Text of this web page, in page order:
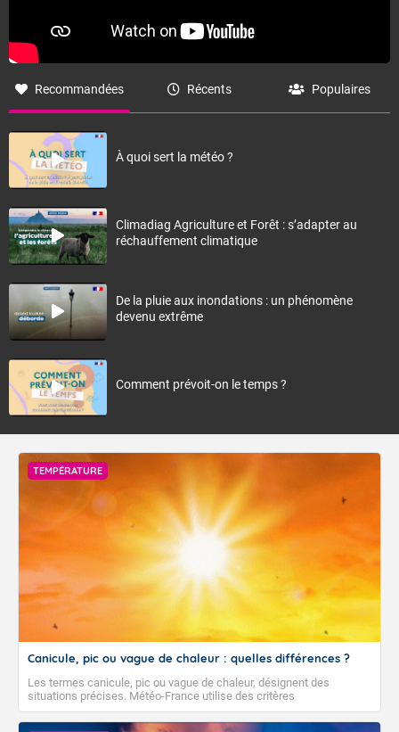
Recommandées Récents Populaires
À quoi sert la météo ?
Climadiag Agriculture et Forêt : s’adapter au
réchauffement climatique
De la pluie aux inondations : un phénomène
devenu extrême
Comment prévoit-on le temps ?
TEMPÉRATURE
Canicule, pic ou vague de chaleur : quelles différences ?
Les termes canicule, pic ou vague de chaleur, désignent des
situations précises. Météo-France utilise des critères
climatologiques pour évaluer et qualifier les épisodes de chaleur qui
peuvent avoir des impacts sanitaires et socio-économiques